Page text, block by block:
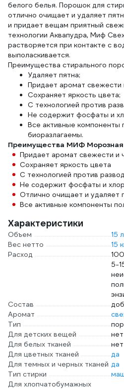
белого белья. Порошок для
отлично очищает и удаляет
и придает вещам приятный
технологии Аквапудра, Миф
растворяется при контакте с
выполаскивается.
Преимущества стирального
Удаляет пятна;
Придает аромат свежести
Сохраняет яркость цвета;
С технологией против
Не содержит фосфаты и
Все активные компоненты
биоразлагаемы.
Преимущества МИФ
Придает аромат свежести и
Сохраняет яркость цвета
С технологией против
Не содержит фосфаты и
Отлично очищает и удаляет
Все активные компоненты
Характеристики
Объем
15 л
Вес нетто
15
Расход
Состав
5-
Аромат
Тип
Для детских вещей
нет
Для белых тканей
нет
Для цветных тканей
да
Для темных и черных тканей да
Тип стирки
Для хлопчатобумажных